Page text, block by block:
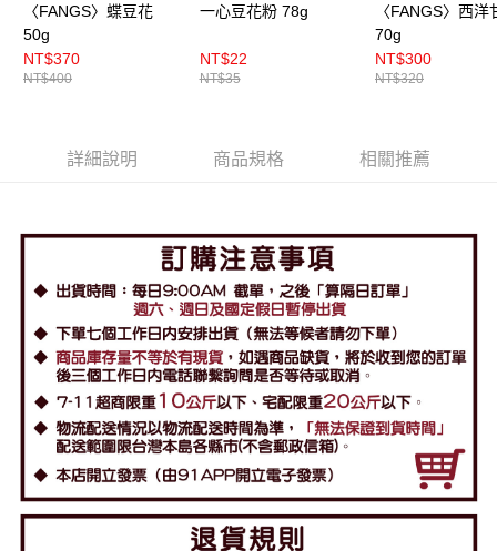
〈FANGS〉蝶豆花
50g
NT$370
NT$400
一心豆花粉 78g
NT$22
NT$35
〈FANGS〉西洋
70g
NT$300
NT$320
詳細說明 商品規格 相關推薦